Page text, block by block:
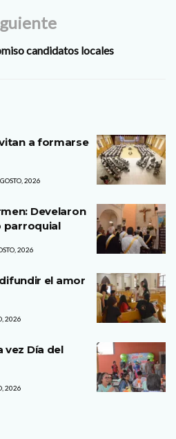
candidatos locales
a formarse
2026
Develaron
parroquial
2026
el amor
2026
vez Día del
2026